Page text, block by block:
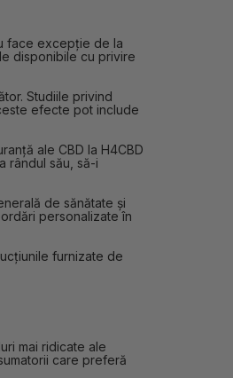
face excepție de la
disponibile cu privire
Studiile privind
efecte pot include
ale CBD la H4CBD
rândul său, să-i
de sănătate și
personalizate în
furnizate de
mai ridicate ale
care preferă